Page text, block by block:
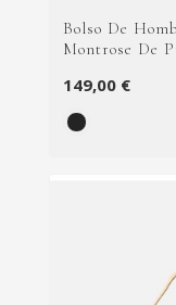
Bolso De
Montrose De
149,00 €